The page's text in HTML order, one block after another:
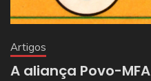
Artigos
A aliança Povo-MFA